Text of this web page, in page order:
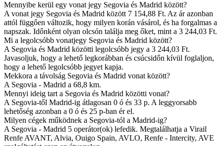
Mennyibe kerül egy vonat jegy Segovia és Madrid között?
A vonat jegy Segovia és Madrid között 7 154,88 Ft. Az ár azonban
attól függően változik, hogy milyen korán vásárol, és ha forgalmas a
napszak. Időnként olyan olcsón találja meg őket, mint a 3 244,03 Ft.
Mi a legolcsóbb vonatjegy Segovia és Madrid között?
A Segovia és Madrid közötti legolcsóbb jegy a 3 244,03 Ft.
Javasoljuk, hogy a lehető legkorábban és csúcsidőn kívül foglaljon,
hogy a lehető legolcsóbb jegyet kapja.
Mekkora a távolság Segovia és Madrid vonat között?
A Segovia - Madrid a 68,8 km.
Mennyi ideig tart a Segovia és Madrid közötti vonat?
A Segovia-től Madrid-ig átlagosan 0 ó és 33 p. A leggyorsabb
lehetőség azonban a 0 ó és 25 p-ban ér el.
Milyen cégek működnek a Segovia-tól a Madrid-ig?
A Segovia - Madrid 5 operátor(ok) lefedik. Megtalálhatja a Virail
Renfe AVANT, Alvia, Ouigo Spain, AVLO, Renfe - Intercity, AVE